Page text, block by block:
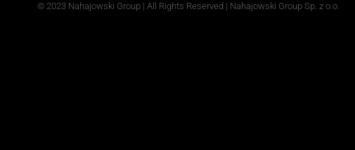
© 2023 Nahajowski Group | All Rights Reserved | Nahajowski Group Sp. z o.o.